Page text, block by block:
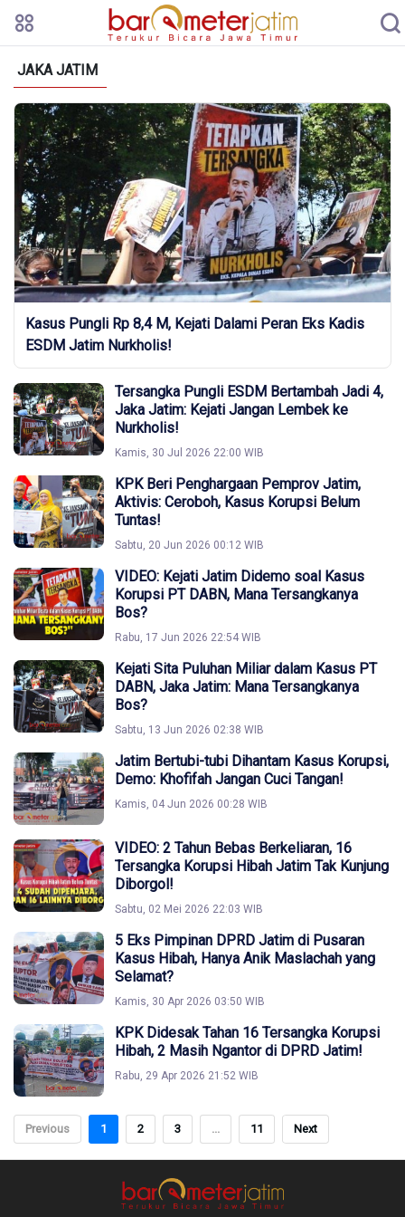
JAKA JATIM
Kasus Pungli Rp 8,4 M, Kejati Dalami Peran Eks Kadis
ESDM Jatim Nurkholis!
Tersangka Pungli ESDM Bertambah Jadi 4,
Jaka Jatim: Kejati Jangan Lembek ke
Nurkholis!
Kamis, 30 Jul 2026 22:00 WIB
KPK Beri Penghargaan Pemprov Jatim,
Aktivis: Ceroboh, Kasus Korupsi Belum
Tuntas!
Sabtu, 20 Jun 2026 00:12 WIB
VIDEO: Kejati Jatim Didemo soal Kasus
Korupsi PT DABN, Mana Tersangkanya
Bos?
Rabu, 17 Jun 2026 22:54 WIB
Kejati Sita Puluhan Miliar dalam Kasus PT
DABN, Jaka Jatim: Mana Tersangkanya
Bos?
Sabtu, 13 Jun 2026 02:38 WIB
Jatim Bertubi-tubi Dihantam Kasus Korupsi,
Demo: Khofifah Jangan Cuci Tangan!
Kamis, 04 Jun 2026 00:28 WIB
VIDEO: 2 Tahun Bebas Berkeliaran, 16
Tersangka Korupsi Hibah Jatim Tak Kunjung
Diborgol!
Sabtu, 02 Mei 2026 22:03 WIB
5 Eks Pimpinan DPRD Jatim di Pusaran
Kasus Hibah, Hanya Anik Maslachah yang
Selamat?
Kamis, 30 Apr 2026 03:50 WIB
KPK Didesak Tahan 16 Tersangka Korupsi
Hibah, 2 Masih Ngantor di DPRD Jatim!
Rabu, 29 Apr 2026 21:52 WIB
Previous 1 2 3 ... 11 Next